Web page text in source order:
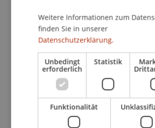
Sommersemester 2025
Weitere Informationen zum
finden Sie in unserer
Datenschutzerklärung.
Unbedingt
erforderlich
Statistik
Funktionalität